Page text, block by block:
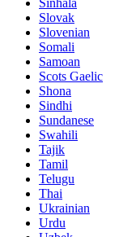
Sinhala
Slovak
Slovenian
Somali
Samoan
Scots Gaelic
Shona
Sindhi
Sundanese
Swahili
Tajik
Tamil
Telugu
Thai
Ukrainian
Urdu